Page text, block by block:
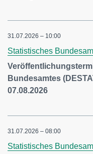
31.07.2026 – 10:00
Statistisches
Bundesamtes
07.08.2026
31.07.2026 – 08:00
Statistisches